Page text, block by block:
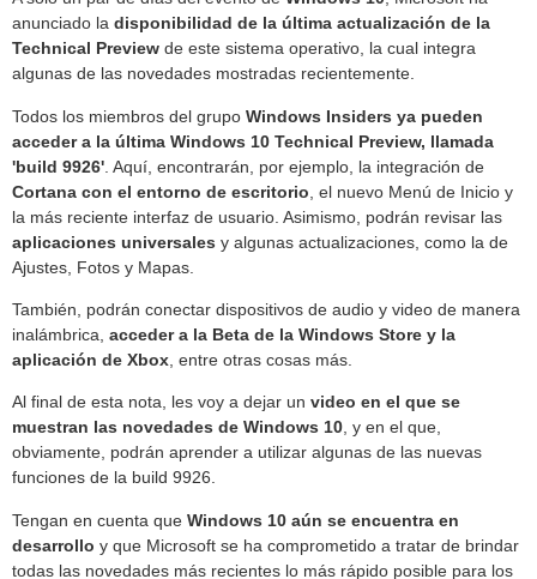
anunciado la disponibilidad de la última actualización de la
Technical Preview de este sistema operativo, la cual integra
algunas de las novedades mostradas recientemente.
Todos los miembros del grupo Windows Insiders ya pueden
acceder a la última Windows 10 Technical Preview, llamada
'build 9926' . Aquí, encontrarán, por ejemplo, la integración de
Cortana con el entorno de escritorio , el nuevo Menú de Inicio y
la más reciente interfaz de usuario. Asimismo, podrán revisar las
aplicaciones universales y algunas actualizaciones, como la de
Ajustes, Fotos y Mapas.
También, podrán conectar dispositivos de audio y video de manera
inalámbrica, acceder a la Beta de la Windows Store y la
aplicación de Xbox , entre otras cosas más.
Al final de esta nota, les voy a dejar un video en el que se
muestran las novedades de Windows 10, y en el que,
obviamente, podrán aprender a utilizar algunas de las nuevas
funciones de la build 9926.
Tengan en cuenta que Windows 10 aún se encuentra en
desarrollo y que Microsoft se ha comprometido a tratar de brindar
todas las novedades más recientes lo más rápido posible para los